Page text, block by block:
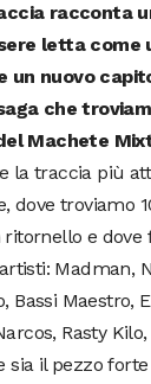
racconta
letta come
un nuovo
che
Machete
la traccia più
dove troviamo
e dove
Madman,
Bassi Maestro,
Rasty
sia il pezzo